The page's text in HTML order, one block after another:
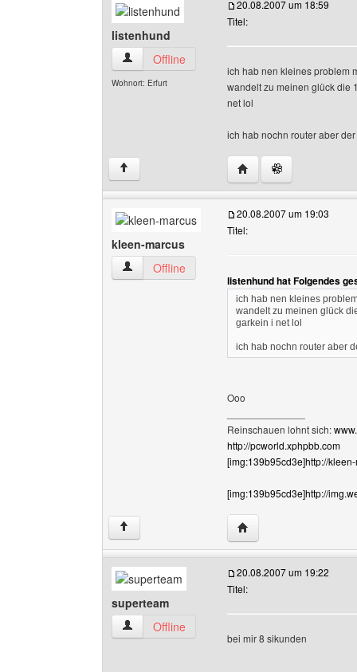
listenhund
listenhund Benutzer-Profile anzeigen
Offline
Wohnort: Erfurt
20.08.2007 um 18:59
Titel:
ich hab nen kleines problem
wandelt zu meinen glück die
net lol
ich hab nochn router aber
↑ Website dieses
kleen-marcus
kleen-marcus Benutzer-Profile anzeigen
Offline
20.08.2007 um 19:03
Titel:
listenhund hat Folgendes
ich hab nen kleines
wandelt zu meinen glück
garkein i net lol
ich hab nochn router aber
Ooo
Reinschauen lohnt sich:
http://pcworld.xphpbb.com
[img:139b95cd3e]http://
[img:139b95cd3e]http://
↑ Website dieses
superteam
superteam Benutzer-Profile anzeigen
Offline
20.08.2007 um 19:22
Titel:
bei mir 8 sikunden